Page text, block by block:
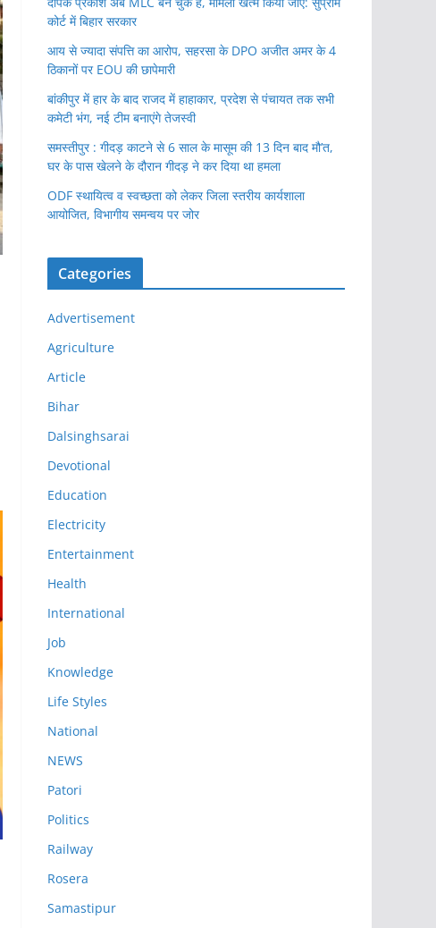
कोर्ट में बिहार सरकार
आय से ज्यादा संपत्ति का आरोप, सहरसा के DPO अजीत अमर के 4
ठिकानों पर EOU की छापेमारी
बांकीपुर में हार के बाद राजद में हाहाकार, प्रदेश से पंचायत तक सभी
कमेटी भंग, नई टीम बनाएंगे तेजस्वी
समस्तीपुर : गीदड़ काटने से 6 साल के मासूम की 13 दिन बाद मौ’त,
घर के पास खेलने के दौरान गीदड़ ने कर दिया था हमला
ODF स्थायित्व व स्वच्छता को लेकर जिला स्तरीय कार्यशाला
आयोजित, विभागीय समन्वय पर जोर
Categories
Advertisement
Agriculture
Article
Bihar
Dalsinghsarai
Devotional
Education
Electricity
Entertainment
Health
International
Job
Knowledge
Life Styles
National
NEWS
Patori
Politics
Railway
Rosera
Samastipur